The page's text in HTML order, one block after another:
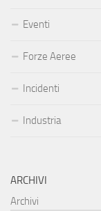
Eventi
Forze Aeree
Incidenti
Industria
ARCHIVI
Archivi